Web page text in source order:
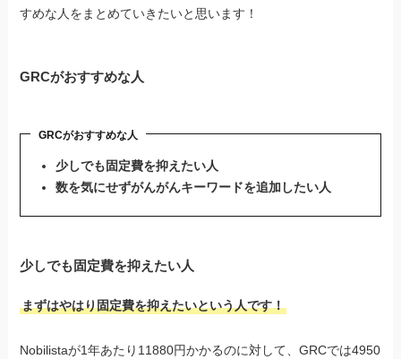
すめな人をまとめていきたいと思います！
GRCがおすすめな人
GRCがおすすめな人
少しでも固定費を抑えたい人
数を気にせずがんがんキーワードを追加したい人
少しでも固定費を抑えたい人
まずはやはり固定費を抑えたいという人です！
Nobilistaが1年あたり11880円かかるのに対して、GRCでは4950